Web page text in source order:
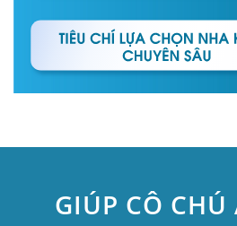
GIÚP CÔ